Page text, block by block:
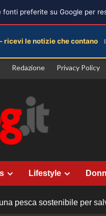
Redazione Privacy Policy
Lifestyle
pesca sostenibile per
fonti preferite su Google per
ricevi le notizie che contano